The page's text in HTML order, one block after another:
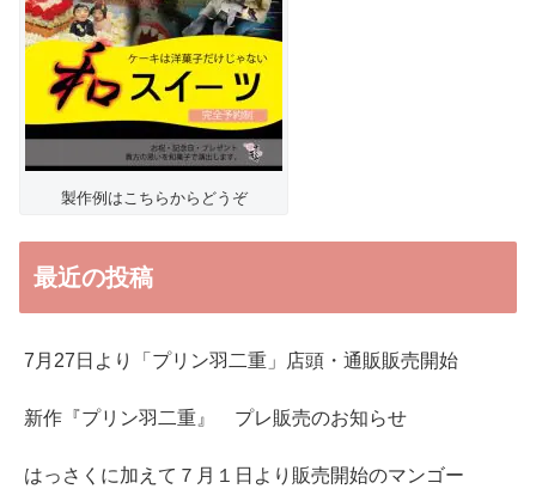
製作例はこちらからどうぞ
最近の投稿
7月27日より「プリン羽二重」店頭・通販販売開始
新作『プリン羽二重』 プレ販売のお知らせ
はっさくに加えて７月１日より販売開始のマンゴー